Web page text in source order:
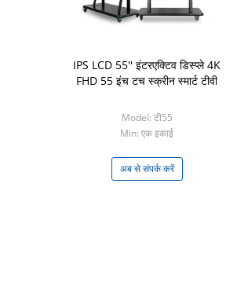
IPS LCD 55'' इंटरएक्टिव डिस्प्ले 4K
FHD 55 इंच टच स्क्रीन स्मार्ट टीवी
Model: टी55
Min: एक इकाई
अब से संपर्क करें